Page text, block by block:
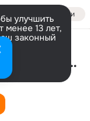
Войти
улучшить
менее 13 лет,
законный
Wiwi - Want You Harder